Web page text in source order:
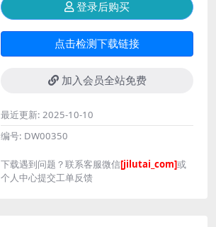
登录后购买
点击检测下载链接
加入会员全站免费
最近更新: 2025-10-10
编号: DW00350
下载遇到问题？联系客服微信[jilutai_com]或
个人中心提交工单反馈